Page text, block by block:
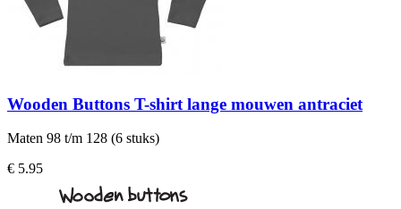
Wooden Buttons T-shirt lange mouwen antraciet
Maten 98 t/m 128 (6 stuks)
€ 5.95